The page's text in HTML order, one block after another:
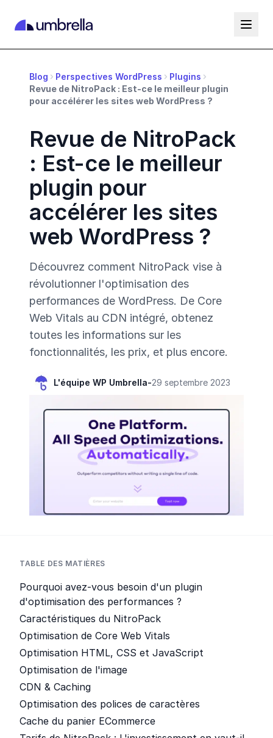
Blog Perspectives WordPress
Plugins
Revue de NitroPack : Est-ce le meilleur plugin
pour accélérer les sites web WordPress ?
Revue de NitroPack
: Est-ce le meilleur
plugin pour
accélérer les sites
web WordPress ?
Découvrez comment NitroPack vise à
révolutionner l'optimisation des
performances de WordPress. De Core
Web Vitals au CDN intégré, obtenez
toutes les informations sur les
fonctionnalités, les prix, et plus encore.
L'équipe WP Umbrella-29 septembre 2023
TABLE DES MATIÈRES
Pourquoi avez-vous besoin d'un plugin
d'optimisation des performances ?
Caractéristiques du NitroPack
Optimisation de Core Web Vitals
Optimisation HTML, CSS et JavaScript
Optimisation de l'image
CDN & Caching
Optimisation des polices de caractères
Cache du panier ECommerce